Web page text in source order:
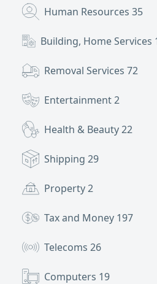
Human Resources 35
Building, Home Services
Removal Services 72
Entertainment2
Health & Beauty22
Shipping 29
Property2
Tax and Money 197
Telecoms 26
Computers 19